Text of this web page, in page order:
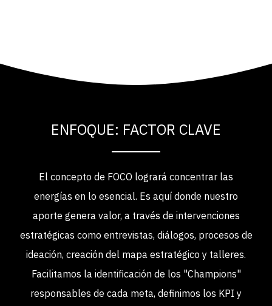
ENFOQUE: FACTOR CLAVE
El concepto de FOCO logrará concentrar las
energías en lo esencial. Es aquí donde nuestro
aporte genera valor, a través de intervenciones
estratégicas como entrevistas, diálogos, procesos de
ideación, creación del mapa estratégico y talleres.
Facilitamos la identificación de los "Champions"
responsables de cada meta, definimos los KPI y